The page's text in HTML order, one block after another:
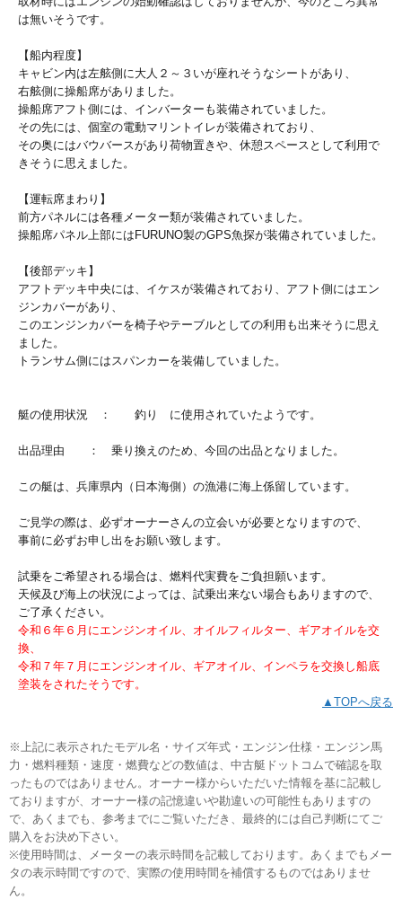
は無いそうです。
【船内程度】
キャビン内は左舷側に大人２～３いが座れそうなシートがあり、
右舷側に操船席がありました。
操船席アフト側には、インバーターも装備されていました。
その先には、個室の電動マリントイレが装備されており、
その奥にはバウバースがあり荷物置きや、休憩スペースとして利用で
きそうに思えました。
【運転席まわり】
前方パネルには各種メーター類が装備されていました。
操船席パネル上部にはFURUNO製のGPS魚探が装備されていました。
【後部デッキ】
アフトデッキ中央には、イケスが装備されており、アフト側にはエン
ジンカバーがあり、
このエンジンカバーを椅子やテーブルとしての利用も出来そうに思え
ました。
トランサム側にはスパンカーを装備していました。
艇の使用状況 ： 釣り に使用されていたようです。
出品理由 ： 乗り換えのため、今回の出品となりました。
この艇は、兵庫県内（日本海側）の漁港に海上係留しています。
ご見学の際は、必ずオーナーさんの立会いが必要となりますので、
事前に必ずお申し出をお願い致します。
試乗をご希望される場合は、燃料代実費をご負担願います。
天候及び海上の状況によっては、試乗出来ない場合もありますので、
ご了承ください。
令和６年６月にエンジンオイル、オイルフィルター、ギアオイルを交
換、
令和７年７月にエンジンオイル、ギアオイル、インペラを交換し船底
塗装をされたそうです。
▲TOPへ戻る
※上記に表示されたモデル名・サイズ年式・エンジン仕様・エンジン馬
力・燃料種類・速度・燃費などの数値は、中古艇ドットコムで確認を取
ったものではありません。オーナー様からいただいた情報を基に記載し
ておりますが、オーナー様の記憶違いや勘違いの可能性もありますの
で、あくまでも、参考までにご覧いただき、最終的には自己判断にてご
購入をお決め下さい。
※使用時間は、メーターの表示時間を記載しております。あくまでもメー
タの表示時間ですので、実際の使用時間を補償するものではありませ
ん。